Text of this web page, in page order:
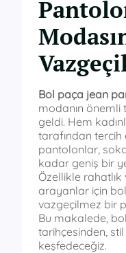
Bol paça jean
modanın önemli
geldi. Hem
tarafından tercih
pantolonlar,
kadar geniş bir
Özellikle rahatlık
arayanlar için
vazgeçilmez bir
Bu makalede,
tarihçesinden,
keşfedeceğiz.